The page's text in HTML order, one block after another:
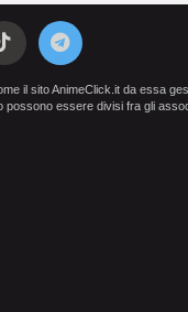
il sito AnimeClick.it da essa
essere divisi fra gli